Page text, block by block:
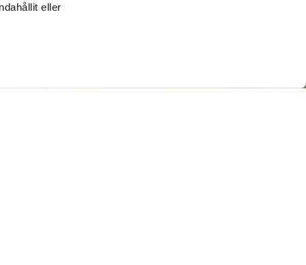
eller